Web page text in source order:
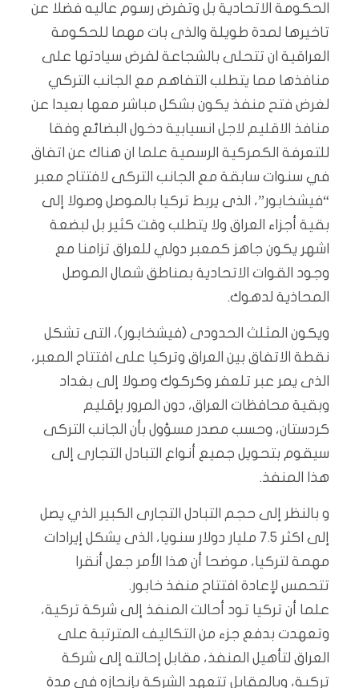
الحكومة الاتحادية بل وتفرض رسوم عاليه فضلا عن
تاخيرها لمدة طويلة والذى بات مهما للحكومة
العراقية ان تتحلى بالشجاعة لفرض سيادتها على
منافذها مما يتطلب التفاهم مع الجانب التركي
لغرض فتح منفذ يكون بشكل مباشر معها بعيدا عن
منافذ الاقليم لاجل انسيابية دخول البضائع وفقا
للتعرفة الكمركية الرسمية علما ان هناك عن اتفاق
في سنوات سابقة مع الجانب التركى لافتتاح معبر
“فيشخابور”، الذى يربط تركيا بالموصل وصولا إلى
بقية أجزاء العراق ولا يتطلب وقت كثير بل لبضعة
اشهر يكون جاهز كمعبر دولي للعراق تزامنا مع
وجود القوات الاتحادية بمناطق شمال الموصل
المحاذية لدهوك.
ويكون المثلث الحدودى (فيشخابور)، التى تشكل
نقطة الاتفاق بين العراق وتركيا على افتتاح المعبر،
الذى يمر عبر تلعفر وكركوك وصولا إلى بغداد
وبقية محافظات العراق، دون المرور بإقليم
كردستان، وحسب مصدر مسؤول بأن الجانب التركى
سيقوم بتحويل جميع أنواع التبادل التجارى إلى
هذا المنفذ.
و بالنظر إلى حجم التبادل التجارى الكبير الذي يصل
إلى اكثر 7.5 مليار دولار سنويا، الذى يشكل إيرادات
مهمة لتركيا، موضحا أن هذا الأمر جعل أنقرا
تتحمس لإعادة افتتاح منفذ خابور.
علما أن تركيا تود أحالت المنفذ إلى شركة تركية،
وتعهدت بدفع جزء من التكاليف المترتبة على
العراق لتأهيل المنفذ، مقابل إحالته إلى شركة
تركية، وبالمقابل تتعهد الشركة بإنجازه فى مدة